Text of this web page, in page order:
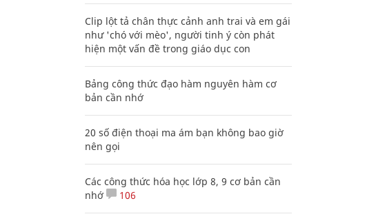
Clip lột tả chân thực cảnh anh trai và em gái
như 'chó với mèo', người tinh ý còn phát
hiện một vấn đề trong giáo dục con
Bảng công thức đạo hàm nguyên hàm cơ
bản cần nhớ
20 số điện thoại ma ám bạn không bao giờ
nên gọi
Các công thức hóa học lớp 8, 9 cơ bản cần
nhớ
106